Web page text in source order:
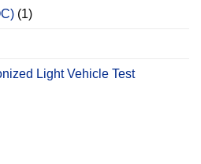
(1)
Light Vehicle Test